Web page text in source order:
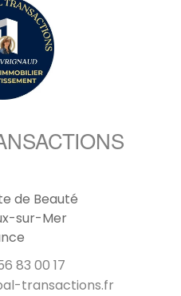
de Beauté
sur-Mer
83 00 17
transactions.fr